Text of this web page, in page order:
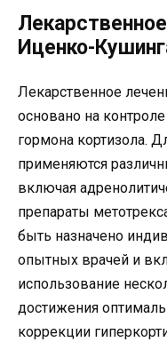
Иценко-
Лекарственное
основано на
гормона кортизола.
применяются
включая
препараты
быть назначено
опытных врачей и
использование
достижения
коррекции